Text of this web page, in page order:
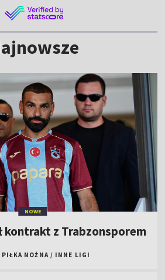
NOWE
kontrakt z Trabzonsporem
PIŁKA NOŻNA / INNE LIGI